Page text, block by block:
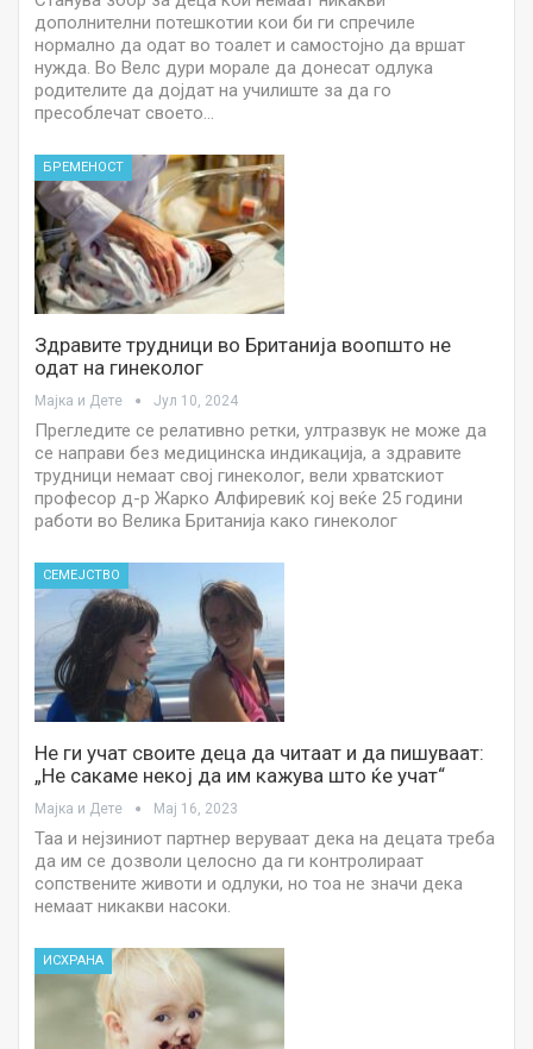
дополнителни потешкотии кои би ги спречиле
нормално да одат во тоалет и самостојно да вршат
нужда. Во Велс дури морале да донесат одлука
родителите да дојдат на училиште за да го
пресоблечат своето…
БРЕМЕНОСТ
Здравите трудници во Британија воопшто не
одат на гинеколог
Мајка и Дете Јул 10, 2024
Прегледите се релативно ретки, ултразвук не може да
се направи без медицинска индикација, а здравите
трудници немаат свој гинеколог, вели хрватскиот
професор д-р Жарко Алфиревиќ кој веќе 25 години
работи во Велика Британија како гинеколог
СЕМЕЈСТВО
Не ги учат своите деца да читаат и да пишуваат:
„Не сакаме некој да им кажува што ќе учат“
Мајка и Дете Мај 16, 2023
Таа и нејзиниот партнер веруваат дека на децата треба
да им се дозволи целосно да ги контролираат
сопствените животи и одлуки, но тоа не значи дека
немаат никакви насоки.
ИСХРАНА